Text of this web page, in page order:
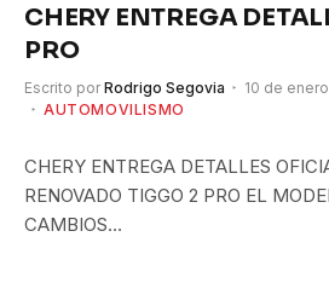
CHERY ENTREGA
PRO
Escrito por Rodrigo Segovia
10 de
AUTOMOVILISMO
CHERY ENTREGA DETALLES
RENOVADO TIGGO 2 PRO EL
CAMBIOS…